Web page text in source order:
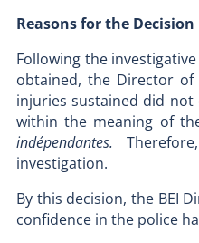
Reasons for the Decision
Following the
obtained, the Director
injuries sustained did not
within the meaning of
indépendantes.
investigation.
By this decision, the BEI
confidence in the police